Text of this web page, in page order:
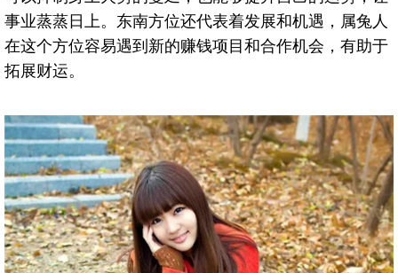
事业蒸蒸日上。东南方位还代表着发展和机遇，属兔人
在这个方位容易遇到新的赚钱项目和合作机会，有助于
拓展财运。